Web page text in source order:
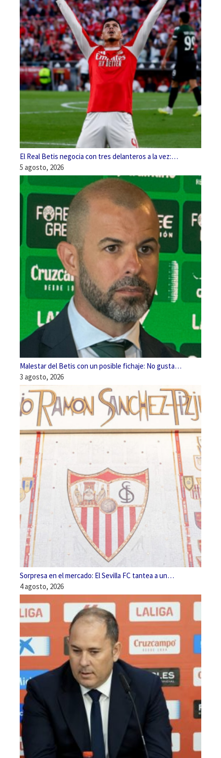
El Real Betis negocia con tres delanteros a la vez:…
5 agosto, 2026
Malestar del Betis con un posible fichaje: No gusta…
3 agosto, 2026
Sorpresa en el mercado: El Sevilla FC tantea a un…
4 agosto, 2026